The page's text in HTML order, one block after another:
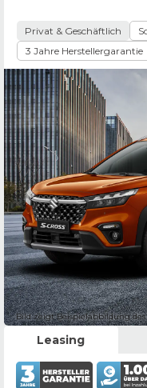
Privat & Geschäftlich
3 Jahre Herstellergarantie
Bild zeigt Beispielabbildung des
Leasing